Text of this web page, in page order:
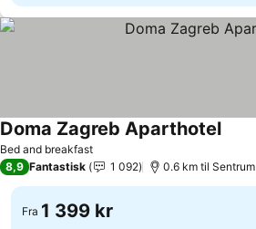
Bed and breakfast
Doma Zagreb Aparthotel
8,9 Fantastisk 1 092 0.6 km til Sentrum
Fra 1 399 kr